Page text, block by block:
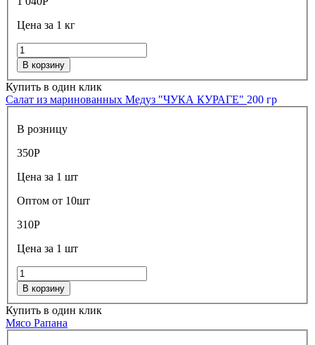
Цена за 1 кг
В корзину
Купить в один клик
Салат из маринованных Медуз "ЧУКА КУРАГЕ" 200 гр
В розницу
350Р
Цена за 1 шт
Оптом от 10шт
310Р
Цена за 1 шт
В корзину
Купить в один клик
Мясо Рапана